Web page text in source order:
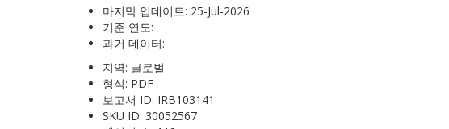
마지막 업데이트: 25-Jul-2026
기준 연도:
과거 데이터:
지역: 글로벌
형식: PDF
보고서 ID: IRB103141
SKU ID: 30052567